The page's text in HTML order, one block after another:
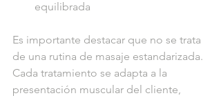
equilibrada
Es importante destacar que no se trata
de una rutina de masaje estandarizada.
Cada tratamiento se adapta a la
presentación muscular del cliente,